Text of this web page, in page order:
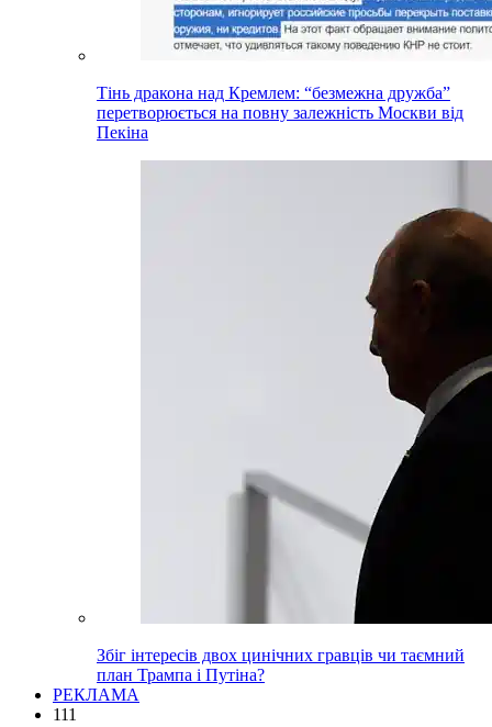
Тінь дракона над Кремлем: “безмежна дружба”
перетворюється на повну залежність Москви від
Пекіна
Збіг інтересів двох цинічних гравців чи таємний
план Трампа і Путіна?
РЕКЛАМА
111